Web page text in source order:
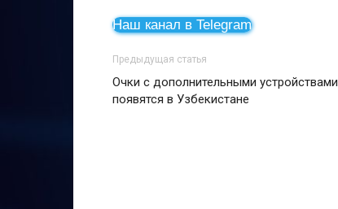
Наш канал в Telegram
Предыдущая статья
Очки с дополнительными устройствами
появятся в Узбекистане